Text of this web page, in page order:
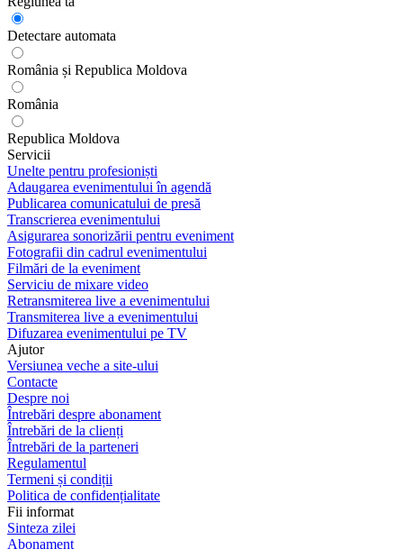
Detectare automata
România și Republica Moldova
România
Republica Moldova
Servicii
Unelte pentru profesioniști
Adaugarea evenimentului în agendă
Publicarea comunicatului de presă
Transcrierea evenimentului
Asigurarea sonorizării pentru eveniment
Fotografii din cadrul evenimentului
Filmări de la eveniment
Serviciu de mixare video
Retransmiterea live a evenimentului
Transmiterea live a evenimentului
Difuzarea evenimentului pe TV
Ajutor
Versiunea veche a site-ului
Contacte
Despre noi
Întrebări despre abonament
Întrebări de la clienți
Întrebări de la parteneri
Regulamentul
Termeni și condiții
Politica de confidențialitate
Fii informat
Sinteza zilei
Abonament